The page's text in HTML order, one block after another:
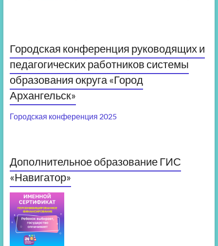
Городская конференция руководящих и
педагогических работников системы
образования округа «Город
Архангельск»
Городская конференция 2025
Дополнительное образование ГИС
«Навигатор»